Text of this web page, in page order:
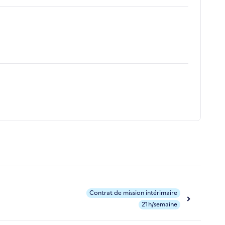
Contrat de mission intérimaire
21h/semaine